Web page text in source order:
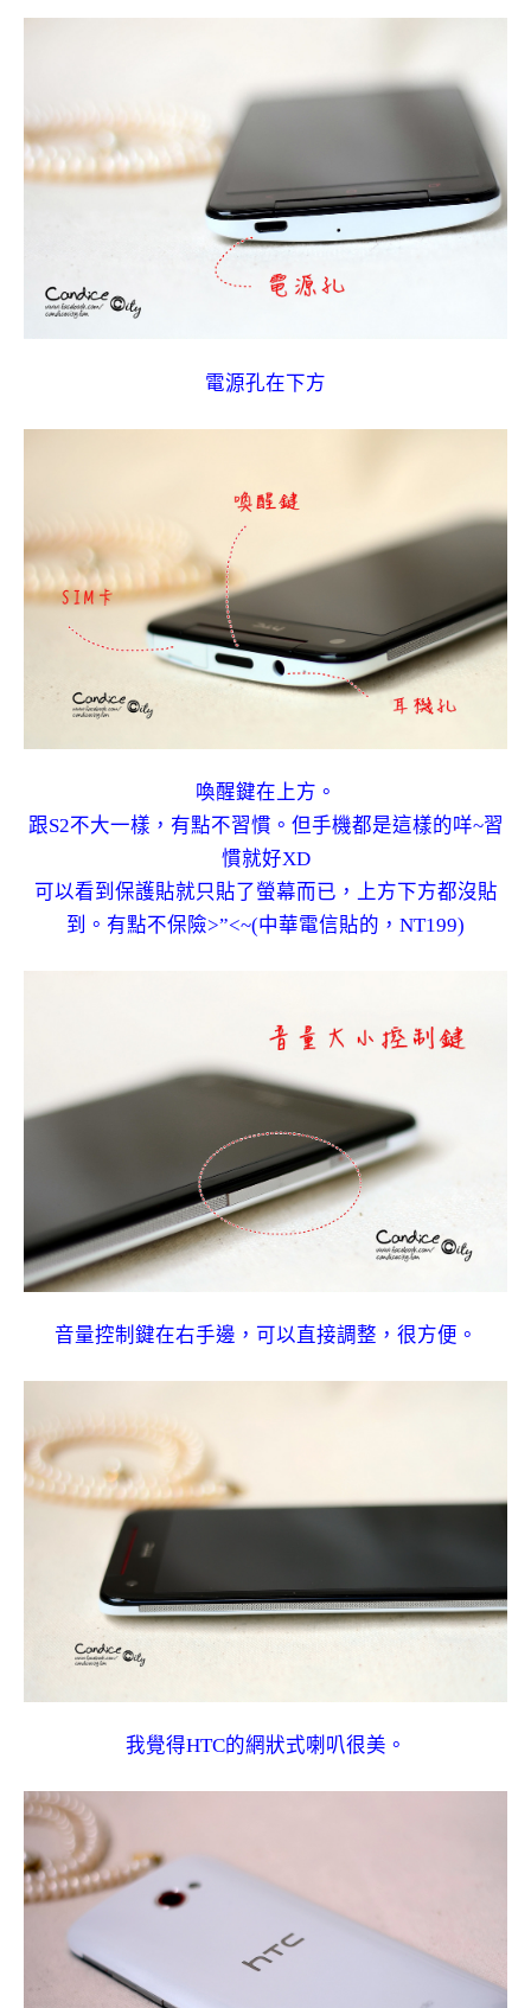
電源孔在下方
喚醒鍵在上方。
跟S2不大一樣，有點不習慣。但手機都是這樣的咩~習
慣就好XD
可以看到保護貼就只貼了螢幕而已，上方下方都沒貼
到。有點不保險>”<~(中華電信貼的，NT199)
音量控制鍵在右手邊，可以直接調整，很方便。
我覺得HTC的網狀式喇叭很美。